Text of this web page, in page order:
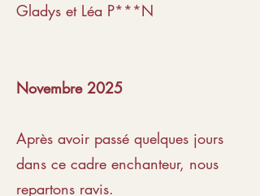
Gladys et Léa P***N
Novembre 2025
Après avoir passé quelques jours
dans ce cadre enchanteur, nous
repartons ravis.